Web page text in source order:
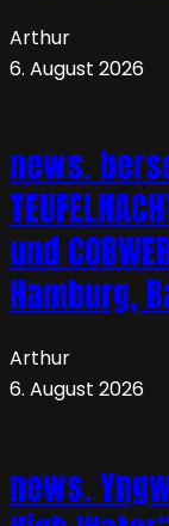
Arthur
6. August 2026
news.
und
Hamburg,
Arthur
6. August 2026
news.